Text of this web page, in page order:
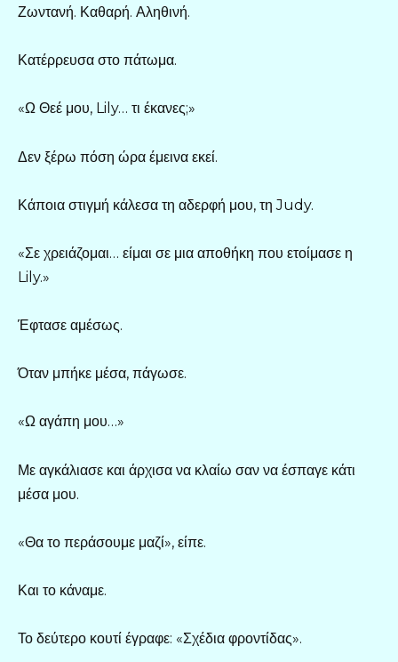
Ζωντανή. Καθαρή. Αληθινή.
Κατέρρευσα στο πάτωμα.
«Ω Θεέ μου, Lily… τι έκανες;»
Δεν ξέρω πόση ώρα έμεινα εκεί.
Κάποια στιγμή κάλεσα τη αδερφή μου, τη Judy.
«Σε χρειάζομαι… είμαι σε μια αποθήκη που ετοίμασε η
Lily.»
Έφτασε αμέσως.
Όταν μπήκε μέσα, πάγωσε.
«Ω αγάπη μου…»
Με αγκάλιασε και άρχισα να κλαίω σαν να έσπαγε κάτι
μέσα μου.
«Θα το περάσουμε μαζί», είπε.
Και το κάναμε.
Το δεύτερο κουτί έγραφε: «Σχέδια φροντίδας».